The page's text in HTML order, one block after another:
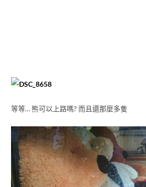
等等… 熊可以上路嗎? 而且還那麼多隻